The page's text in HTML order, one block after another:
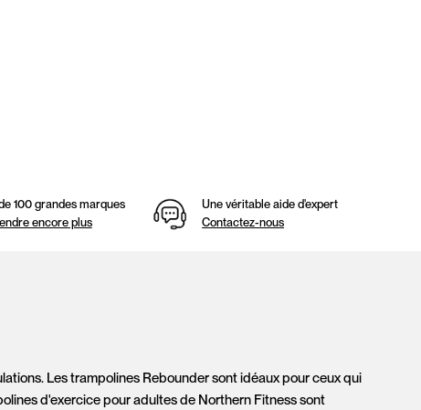
100 grandes marques
encore plus
Une véritable aide d'expert
Contactez-nous
Les trampolines Rebounder sont idéaux pour ceux qui
d'exercice pour adultes de Northern Fitness sont